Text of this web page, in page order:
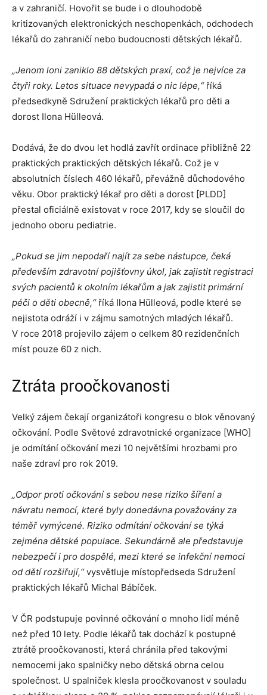
a v zahraničí. Hovořit se bude i o dlouhodobě
kritizovaných elektronických neschopenkách, odchodech
lékařů do zahraničí nebo budoucnosti dětských lékařů.
„Jenom loni zaniklo 88 dětských praxí, což je nejvíce za
čtyři roky. Letos situace nevypadá o nic lépe,“ říká
předsedkyně Sdružení praktických lékařů pro děti a
dorost Ilona Hülleová.
Dodává, že do dvou let hodlá zavřít ordinace přibližně 22
praktických praktických dětských lékařů. Což je v
absolutních číslech 460 lékařů, převážně důchodového
věku. Obor praktický lékař pro děti a dorost [PLDD]
přestal oficiálně existovat v roce 2017, kdy se sloučil do
jednoho oboru pediatrie.
„Pokud se jim nepodaří najít za sebe nástupce, čeká
především zdravotní pojišťovny úkol, jak zajistit registraci
svých pacientů k okolním lékařům a jak zajistit primární
péči o děti obecně,“ říká Ilona Hülleová, podle které se
nejistota odráží i v zájmu samotných mladých lékařů.
V roce 2018 projevilo zájem o celkem 80 rezidenčních
míst pouze 60 z nich.
Ztráta proočkovanosti
Velký zájem čekají organizátoři kongresu o blok věnovaný
očkování. Podle Světové zdravotnické organizace [WHO]
je odmítání očkování mezi 10 největšími hrozbami pro
naše zdraví pro rok 2019.
„Odpor proti očkování s sebou nese riziko šíření a
návratu nemocí, které byly donedávna považovány za
téměř vymýcené. Riziko odmítání očkování se týká
zejména dětské populace. Sekundárně ale představuje
nebezpečí i pro dospělé, mezi které se infekční nemoci
od dětí rozšiřují,“vysvětluje místopředseda Sdružení
praktických lékařů Michal Bábíček.
V ČR podstupuje povinné očkování o mnoho lidí méně
než před 10 lety. Podle lékařů tak dochází k postupné
ztrátě proočkovanosti, která chránila před takovými
nemocemi jako spalničky nebo dětská obrna celou
společnost. U spalniček klesla proočkovanost v souladu